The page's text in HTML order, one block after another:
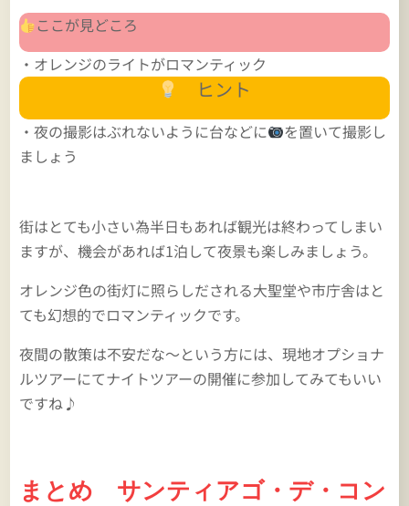
ここが見どころ
・オレンジのライトがロマンティック
ヒント
・夜の撮影はぶれないように台などに
を置いて撮影し
ましょう
街はとても小さい為半日もあれば観光は終わってしまい
ますが、機会があれば1泊して夜景も楽しみましょう。
オレンジ色の街灯に照らしだされる大聖堂や市庁舎はと
ても幻想的でロマンティックです。
夜間の散策は不安だな～という方には、現地オプショナ
ルツアーにてナイトツアーの開催に参加してみてもいい
ですね♪
まとめ サンティアゴ・デ・コン